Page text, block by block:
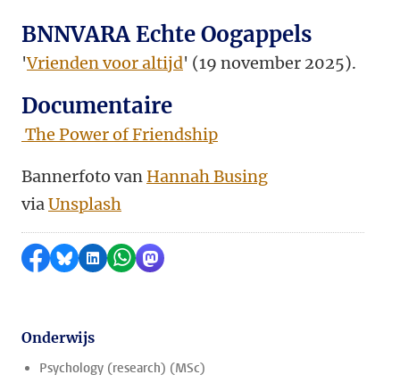
BNNVARA Echte Oogappels
'Vrienden voor altijd' (19 november 2025).
Documentaire
The Power of Friendship
Bannerfoto van Hannah Busing
viaUnsplash
Delen op Facebook
Delen via Bluesky
Delen op LinkedIn
Delen via WhatsApp
Delen via Mastodon
Onderwijs
Psychology (research) (MSc)